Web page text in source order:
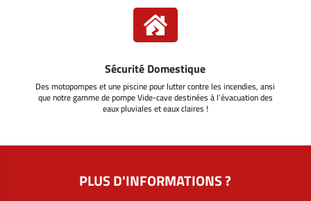

Sécurité Domestique
Des motopompes et une piscine pour lutter contre les incendies, ansi
que notre gamme de pompe Vide-cave destinées à l'évacuation des
eaux pluviales et eaux claires !
PLUS D'INFORMATIONS ?